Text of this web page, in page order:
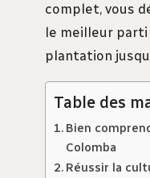
complet, vous
le meilleur parti
plantation
Table des
Bien
Colomba
Réussir la